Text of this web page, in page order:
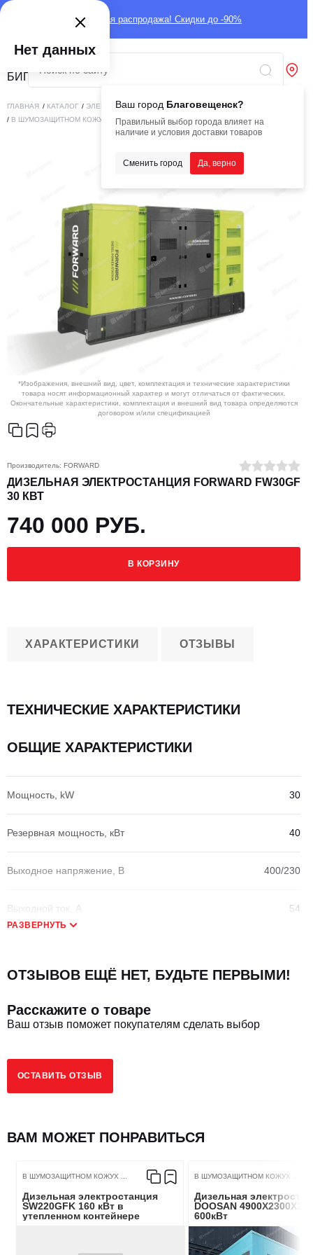
Глобальная распродажа! Скидки до -90%
Ваш город Благовещенск?
Правильный выбор города влияет на
наличие и условия доставки товаров
Сменить город Да, верно
ГЛАВНАЯ / КАТАЛОГ / ЭЛЕКТРОСТАНЦИИ /ДИЗЕЛЬНЫЕ ЭЛЕКТРОСТАНЦИИ
/ В ШУМОЗАЩИТНОМ КОЖУХЕ /FORWARD FW30GF 30 КВТ
*Изображения, внешний вид, цвет, комплектация и технические характеристики
товара носят информационный характер и могут отличаться от фактических.
Окончательные характеристики, комплектация и внешний вид товара определяются
договором и/или спецификацией
Производитель: FORWARD
ДИЗЕЛЬНАЯ ЭЛЕКТРОСТАНЦИЯ FORWARD FW30GF
30 КВТ
740 000 РУБ.
В КОРЗИНУ
ХАРАКТЕРИСТИКИ ОТЗЫВЫ
ТЕХНИЧЕСКИЕ ХАРАКТЕРИСТИКИ
ОБЩИЕ ХАРАКТЕРИСТИКИ
Мощность, kW 30
Резервная мощность, кВт 40
Выходное напряжение, В 400/230
Выходной ток, А 54
Номинальная скорость, об/мин 1500
Установленное регулирование напряжения, %
Скорость колебания напряжения, %
Переходное регулирование напряжения, %
Время стабилизации напряжения, с
Установленное регулирование частоты, % ≤±1
Коэффициент колебания частоты, % ≤±0.5
Скорость регулировки переходной частоты, % +10～-7
РАЗВЕРНУТЬ
ОТЗЫВОВ ЕЩЁ НЕТ, БУДЬТЕ ПЕРВЫМИ!
Расскажите о товаре
Ваш отзыв поможет покупателям сделать выбор
ОСТАВИТЬ ОТЗЫВ
ВАМ МОЖЕТ ПОНРАВИТЬСЯ
В ШУМОЗАЩИТНОМ КОЖУХ ...
Дизельная электростанция
SW220GFK 160 кВт в
утепленном контейнере
В ШУМОЗАЩИТНОМ КОЖУХ ...
Дизельная
DOOSAN
600кВт
Нет данных